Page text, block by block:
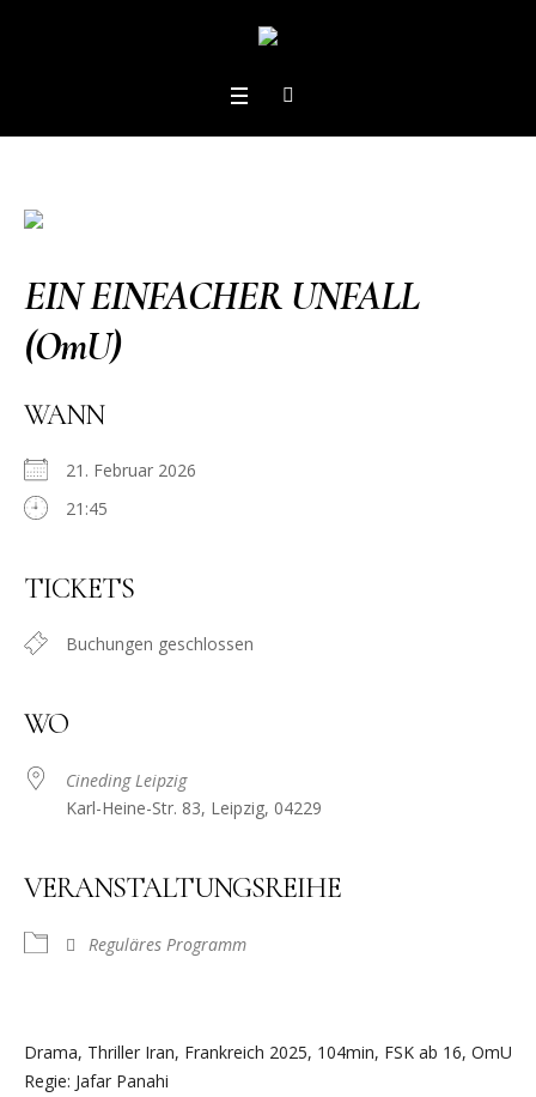
EIN EINFACHER UNFALL
(OmU)
WANN
21. Februar 2026
21:45
TICKETS
Buchungen geschlossen
WO
Cineding Leipzig
Karl-Heine-Str. 83, Leipzig, 04229
VERANSTALTUNGSREIHE
Reguläres Programm
Drama, Thriller Iran, Frankreich 2025, 104min, FSK ab 16, OmU
Regie: Jafar Panahi